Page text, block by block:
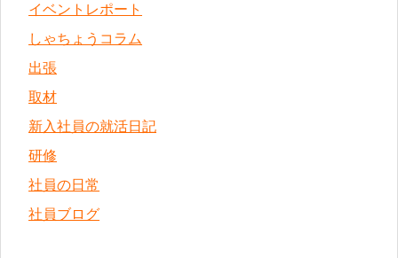
イベントレポート
しゃちょうコラム
出張
取材
新入社員の就活日記
研修
社員の日常
社員ブログ